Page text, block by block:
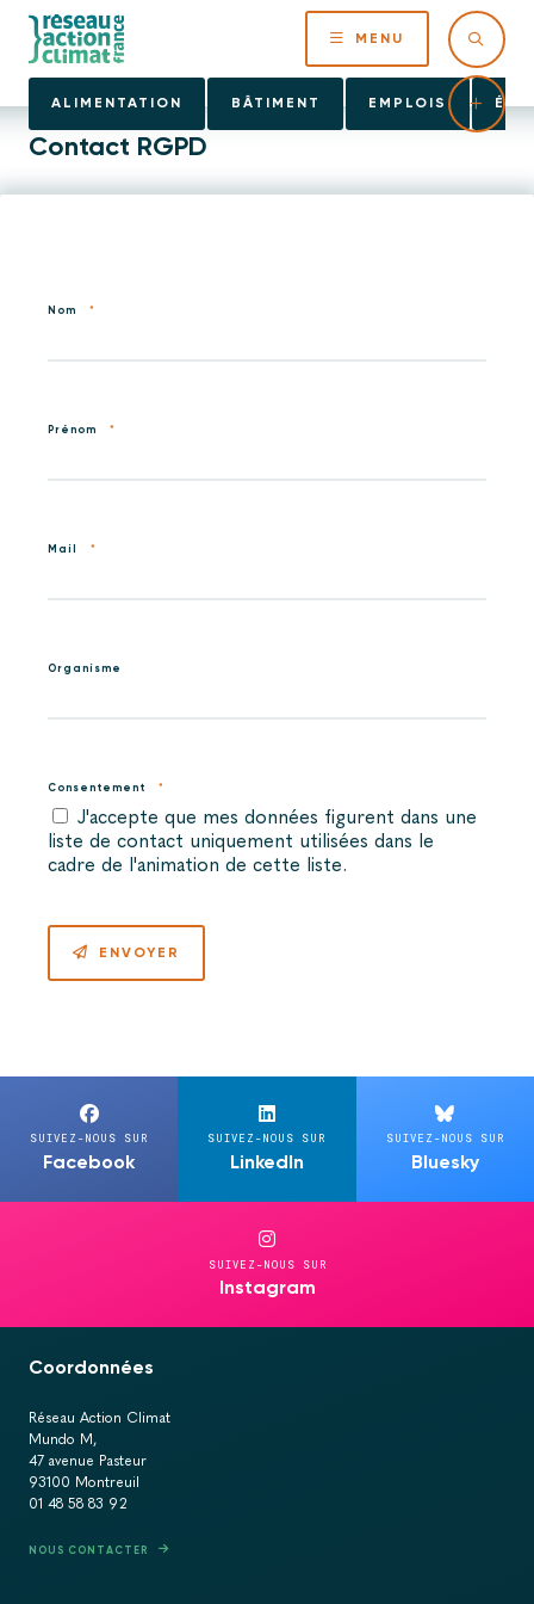
MENU
ALIMENTATION BÂTIMENT EMPLOIS
Contact RGPD
Nom *
Prénom *
Mail *
Organisme
Consentement *
J'accepte que mes données figurent dans une
liste de contact uniquement utilisées dans le
cadre de l'animation de cette liste.
ENVOYER
SUIVEZ-NOUS SUR
Facebook
SUIVEZ-NOUS SUR
LinkedIn
SUIVEZ-NOUS SUR
Bluesky
SUIVEZ-NOUS SUR
Instagram
Coordonnées
Réseau Action Climat
Mundo M,
47 avenue Pasteur
93100 Montreuil
01 48 58 83 92
NOUS CONTACTER